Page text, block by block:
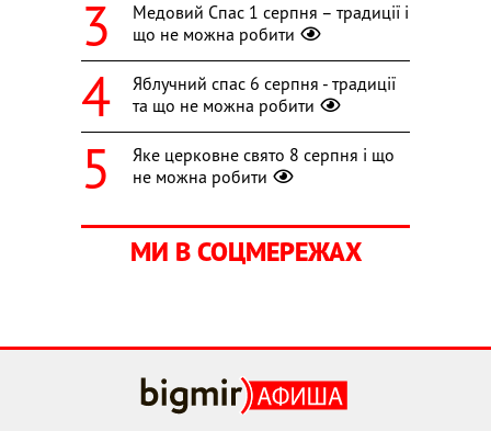
Медовий Спас 1 серпня – традиції і
що не можна робити
Яблучний спас 6 серпня - традиції
та що не можна робити
Яке церковне свято 8 серпня і що
не можна робити
МИ В СОЦМЕРЕЖАХ